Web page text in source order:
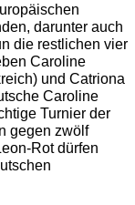
darunter auch
die restlichen vier
Caroline
und Catriona
Caroline
Turnier der
gegen zwölf
Rot dürfen